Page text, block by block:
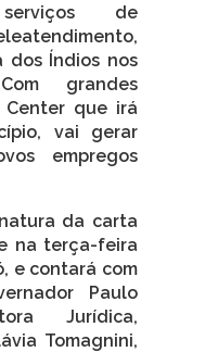
de
dos Índios nos
grandes
Center que irá
vai gerar
empregos
da carta
na terça-feira
e contará com
Paulo
Jurídica,
Tomagnini,